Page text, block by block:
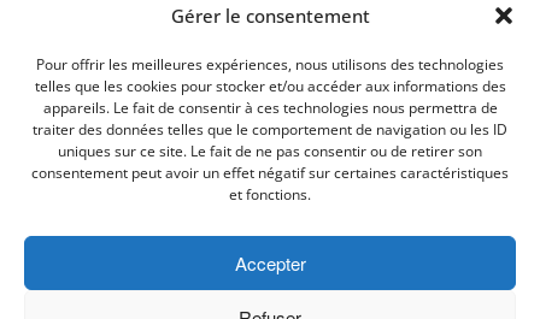
Gérer le consentement
Pour offrir les meilleures expériences, nous utilisons des technologies
telles que les cookies pour stocker et/ou accéder aux informations des
appareils. Le fait de consentir à ces technologies nous permettra de
traiter des données telles que le comportement de navigation ou les ID
uniques sur ce site. Le fait de ne pas consentir ou de retirer son
consentement peut avoir un effet négatif sur certaines caractéristiques
et fonctions.
Accepter
PLAN D’ACCES